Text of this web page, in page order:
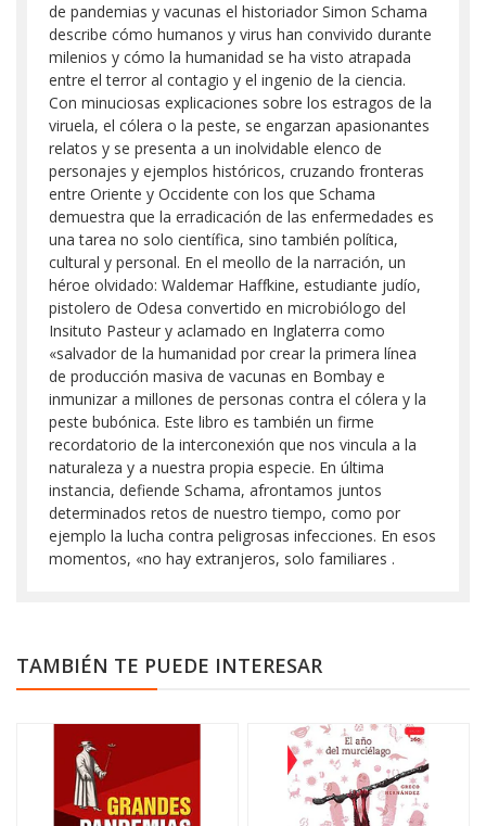
de pandemias y vacunas el historiador Simon Schama
describe cómo humanos y virus han convivido durante
milenios y cómo la humanidad se ha visto atrapada
entre el terror al contagio y el ingenio de la ciencia.
Con minuciosas explicaciones sobre los estragos de la
viruela, el cólera o la peste, se engarzan apasionantes
relatos y se presenta a un inolvidable elenco de
personajes y ejemplos históricos, cruzando fronteras
entre Oriente y Occidente con los que Schama
demuestra que la erradicación de las enfermedades es
una tarea no solo científica, sino también política,
cultural y personal. En el meollo de la narración, un
héroe olvidado: Waldemar Haffkine, estudiante judío,
pistolero de Odesa convertido en microbiólogo del
Insituto Pasteur y aclamado en Inglaterra como
«salvador de la humanidad por crear la primera línea
de producción masiva de vacunas en Bombay e
inmunizar a millones de personas contra el cólera y la
peste bubónica. Este libro es también un firme
recordatorio de la interconexión que nos vincula a la
naturaleza y a nuestra propia especie. En última
instancia, defiende Schama, afrontamos juntos
determinados retos de nuestro tiempo, como por
ejemplo la lucha contra peligrosas infecciones. En esos
momentos, «no hay extranjeros, solo familiares .
TAMBIÉN TE PUEDE INTERESAR